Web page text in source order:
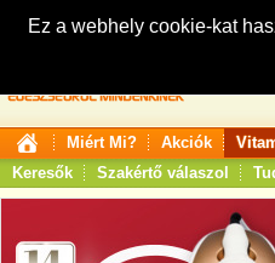
Ez a webhely cookie-kat
Miért Mi? Akciók
Keresők
Szakértő válaszol